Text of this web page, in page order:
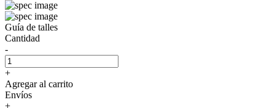
Guía de talles
Cantidad
-
+
Agregar al carrito
Envíos
+